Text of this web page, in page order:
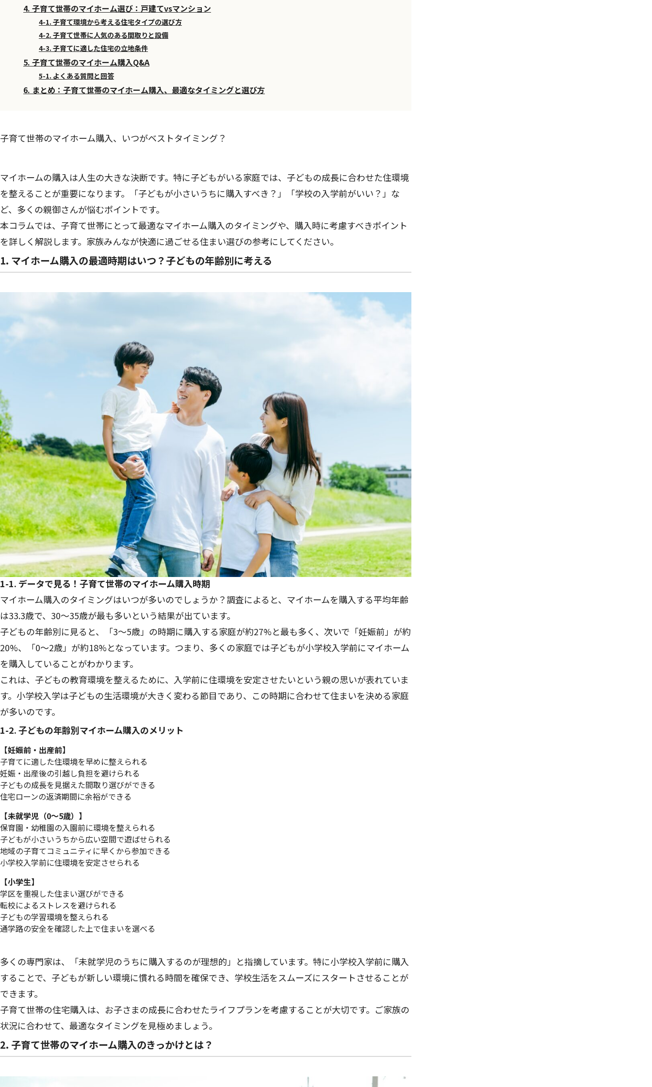
4. 子育て世帯のマイホーム選び：戸建てvsマンション
4-1. 子育て環境から考える住宅タイプの選び方
4-2. 子育て世帯に人気のある間取りと設備
4-3. 子育てに適した住宅の立地条件
5. 子育て世帯のマイホーム購入Q&A
5-1. よくある質問と回答
6. まとめ：子育て世帯のマイホーム購入、最適なタイミングと選び方
子育て世帯のマイホーム購入、いつがベストタイミング？
マイホームの購入は人生の大きな決断です。特に子どもがいる家庭では、子どもの成長に合わせた住環境
を整えることが重要になります。「子どもが小さいうちに購入すべき？」「学校の入学前がいい？」な
ど、多くの親御さんが悩むポイントです。
本コラムでは、子育て世帯にとって最適なマイホーム購入のタイミングや、購入時に考慮すべきポイント
を詳しく解説します。家族みんなが快適に過ごせる住まい選びの参考にしてください。
1. マイホーム購入の最適時期はいつ？子どもの年齢別に考える
1-1. データで見る！子育て世帯のマイホーム購入時期
マイホーム購入のタイミングはいつが多いのでしょうか？調査によると、マイホームを購入する平均年齢
は33.3歳で、30～35歳が最も多いという結果が出ています。
子どもの年齢別に見ると、「3～5歳」の時期に購入する家庭が約27%と最も多く、次いで「妊娠前」が約
20%、「0～2歳」が約18%となっています。つまり、多くの家庭では子どもが小学校入学前にマイホーム
を購入していることがわかります。
これは、子どもの教育環境を整えるために、入学前に住環境を安定させたいという親の思いが表れていま
す。小学校入学は子どもの生活環境が大きく変わる節目であり、この時期に合わせて住まいを決める家庭
が多いのです。
1-2. 子どもの年齢別マイホーム購入のメリット
【妊娠前・出産前】
子育てに適した住環境を早めに整えられる
妊娠・出産後の引越し負担を避けられる
子どもの成長を見据えた間取り選びができる
住宅ローンの返済期間に余裕ができる
【未就学児（0～5歳）】
保育園・幼稚園の入園前に環境を整えられる
子どもが小さいうちから広い空間で遊ばせられる
地域の子育てコミュニティに早くから参加できる
小学校入学前に住環境を安定させられる
【小学生】
学区を重視した住まい選びができる
転校によるストレスを避けられる
子どもの学習環境を整えられる
通学路の安全を確認した上で住まいを選べる
多くの専門家は、「未就学児のうちに購入するのが理想的」と指摘しています。特に小学校入学前に購入
することで、子どもが新しい環境に慣れる時間を確保でき、学校生活をスムーズにスタートさせることが
できます。
子育て世帯の住宅購入は、お子さまの成長に合わせたライフプランを考慮することが大切です。ご家族の
状況に合わせて、最適なタイミングを見極めましょう。
2. 子育て世帯のマイホーム購入のきっかけとは？